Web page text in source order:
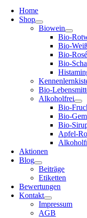
Home
Shop
Biowein
Bio-
Bio-
Bio-
Bio-
Bio-
Alkoholfrei
Bio-
Bio-
Bio-
Apfel-
Aktionen
Blog
Beiträge
Etiketten
Bewertungen
Kontakt
Impressum
AGB